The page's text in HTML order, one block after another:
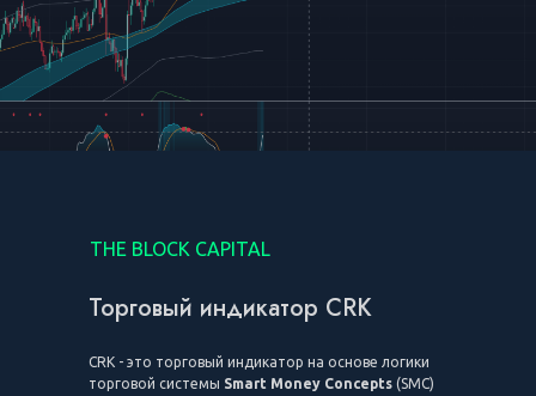
Торговый индикатор CRK
CRK - это торговый индикатор на основе логики
торговой системы Smart Money Concepts (SMC)
THE BLOCK CAPITAL